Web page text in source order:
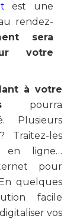
est une
rendez-
sera
votre
à votre
pourra
Plusieurs
Traitez-les
en ligne…
pour
quelques
facile
vos